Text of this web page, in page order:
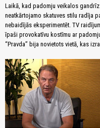
Laikā, kad padomju veikalos
neatkārtojamo skatuves stilu radīja
nebaidījās eksperimentēt. TV
īpaši provokatīvu kostīmu ar
“Pravda” bija novietots vietā, kas